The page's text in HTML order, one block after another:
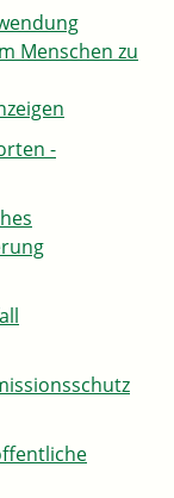
Menschen zu
-